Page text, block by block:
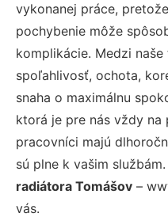
vykonanej práce,
pochybenie môže
komplikácie. Medzi
spoľahlivosť, ochota,
snaha o maximálnu
ktorá je pre nás vždy na
pracovníci majú
sú plne k vašim službám.
radiátora Tomášov –
vás.